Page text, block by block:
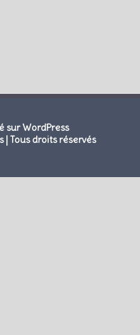
sur WordPress
| Tous droits réservés